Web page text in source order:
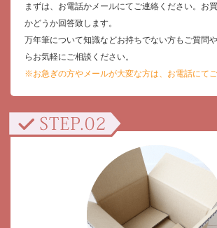
まずは、お電話かメールにてご連絡ください。お
かどうか回答致します。
万年筆について知識などお持ちでない方もご質問
らお気軽にご相談ください。
※お急ぎの方やメールが大変な方は、お電話にてご